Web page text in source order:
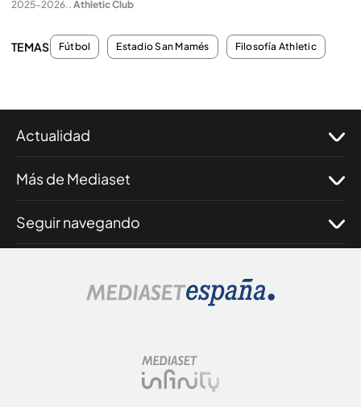
2025-2026.. Athletic Club
TEMAS Fútbol Estadio San Mamés Filosofía Athletic
Actualidad
Más de Mediaset
Seguir navegando